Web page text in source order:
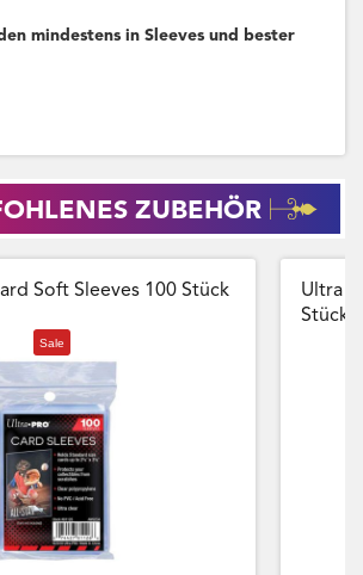
mindestens in Sleeves und bester
ZUBEHÖR
Soft Sleeves 100 Stück
Sale
Ultra
Stück